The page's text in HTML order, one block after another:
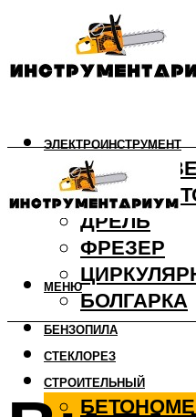
ЭЛЕКТРОИНСТРУМЕНТ
ДРЕЛЬ
ФРЕЗЕР
БОЛГАРКА
БЕНЗОПИЛА
СТЕКЛОРЕЗ
СТРОИТЕЛЬНЫЙ
МЕНЮ